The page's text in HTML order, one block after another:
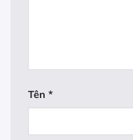
Tên *